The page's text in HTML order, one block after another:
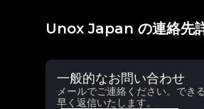
Unox Japan の連絡先
一般的なお問い合わせ
メールでご連絡ください。でき
早く返信いたします。